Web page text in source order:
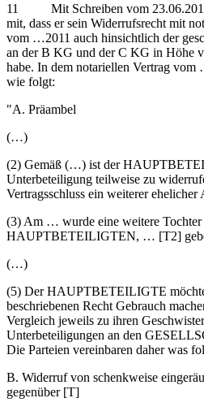
11 Mit Schreiben vom 23.06.2014
mit, dass er sein Widerrufsrecht mit
vom …2011 auch hinsichtlich der
an der B KG und der C KG in Höhe
habe. In dem notariellen Vertrag vom
wie folgt:
"A. Präambel
(…)
(2) Gemäß (…) ist der
Unterbeteiligung teilweise zu
Vertragsschluss ein weiterer
(3) Am … wurde eine weitere Tochter
HAUPTBETEILIGTEN, … [T2]
(…)
(5) Der HAUPTBETEILIGTE
beschriebenen Recht Gebrauch
Vergleich jeweils zu ihren
Unterbeteiligungen an den
Die Parteien vereinbaren daher was
B. Widerruf von schenkweise
gegenüber [T]